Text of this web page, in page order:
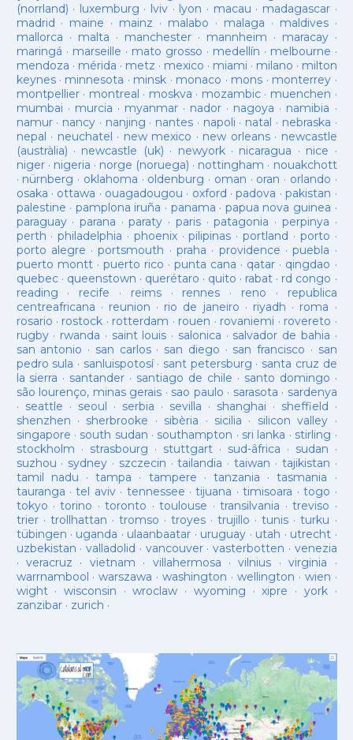
(norrland) · luxemburg · lviv · lyon · macau · madagascar·
madrid · maine · mainz · malabo · malaga · maldives·
mallorca · malta · manchester· mannheim · maracay·
maringá · marseille · mato grosso · medellín · melbourne ·
mendoza · mérida · metz · mexico · miami · milano · milton
keynes· minnesota · minsk · monaco · mons · monterrey ·
montpellier· montreal · moskva · mozambic· muenchen ·
mumbai · murcia · myanmar· nador · nagoya · namibia ·
namur· nancy · nanjing · nantes · napoli · natal · nebraska ·
nepal · neuchatel · new mexico · new orleans· newcastle
(austràlia) · newcastle (uk) · newyork· nicaragua · nice ·
niger· nigeria · norge (noruega) · nottingham · nouakchott
· nürnberg · oklahoma · oldenburg · oman · oran · orlando ·
osaka · ottawa · ouagadougou · oxford ·padova ·pakistan ·
palestine · pamplona iruña · panama · papua nova guinea ·
paraguay· parana ·paraty · paris·patagonia · perpinya ·
perth ·philadelphia · phoenix·pilipinas ·portland · porto ·
porto alegre ·portsmouth ·praha · providence ·puebla ·
puerto montt· puerto rico ·punta cana · qatar · qingdao ·
quebec· queenstown · querétaro · quito · rabat · rd congo ·
reading · recife · reims· rennes · reno · republica
centreafricana · reunion · rio de janeiro · riyadh · roma ·
rosario · rostock · rotterdam · rouen · rovaniemi · rovereto ·
rugby· rwanda · saint louis · salonica · salvador de bahia ·
san antonio · san carlos· san diego · san francisco · san
pedro sula · sanluispotosí· sant petersburg · santa cruz de
la sierra · santander · santiago de chile · santo domingo ·
são lourenço, minas gerais · sao paulo · sarasota · sardenya
· seattle · seoul · serbia · sevilla · shanghai · sheffield ·
shenzhen · sherbrooke · sibèria · sicilia · silicon valley ·
singapore · south sudan · southampton · sri lanka · stirling ·
stockholm · strasbourg · stuttgart· sud-âfrica · sudan ·
suzhou · sydney · szczecin ·tailandia ·taiwan · tajikistan ·
tamil nadu ·tampa · tampere · tanzania ·tasmania ·
tauranga ·tel aviv· tennessee ·tijuana ·timisoara ·togo ·
tokyo ·torino ·toronto ·toulouse ·transilvania ·treviso ·
trier· trollhattan · tromso · troyes·trujillo ·tunis ·turku ·
tübingen · uganda · ulaanbaatar · uruguay · utah · utrecht ·
uzbekistan · valladolid · vancouver· vasterbotten · venezia
· veracruz · vietnam · villahermosa ·vilnius ·virginia ·
warrnambool ·warszawa ·washington · wellington · wien ·
wight· wisconsin ·wroclaw · wyoming ·xipre · york·
zanzibar· zurich ·